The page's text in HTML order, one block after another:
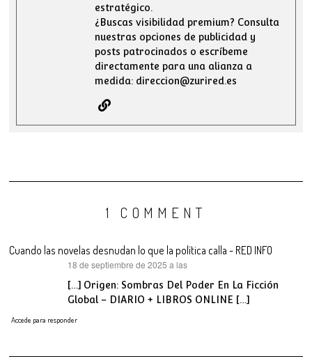
estratégico.
¿Buscas visibilidad premium? Consulta
nuestras opciones de publicidad y
posts patrocinados o escríbeme
directamente para una alianza a
medida: direccion@zurired.es
1 COMMENT
Cuando las novelas desnudan lo que la política calla - RED INFO
18 de septiembre de 2025 a las
[…] Origen: Sombras Del Poder En La Ficción
Global – DIARIO + LIBROS ONLINE […]
Accede para responder